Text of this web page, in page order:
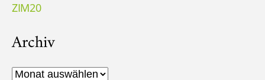
ZIM20
Archiv
Archiv